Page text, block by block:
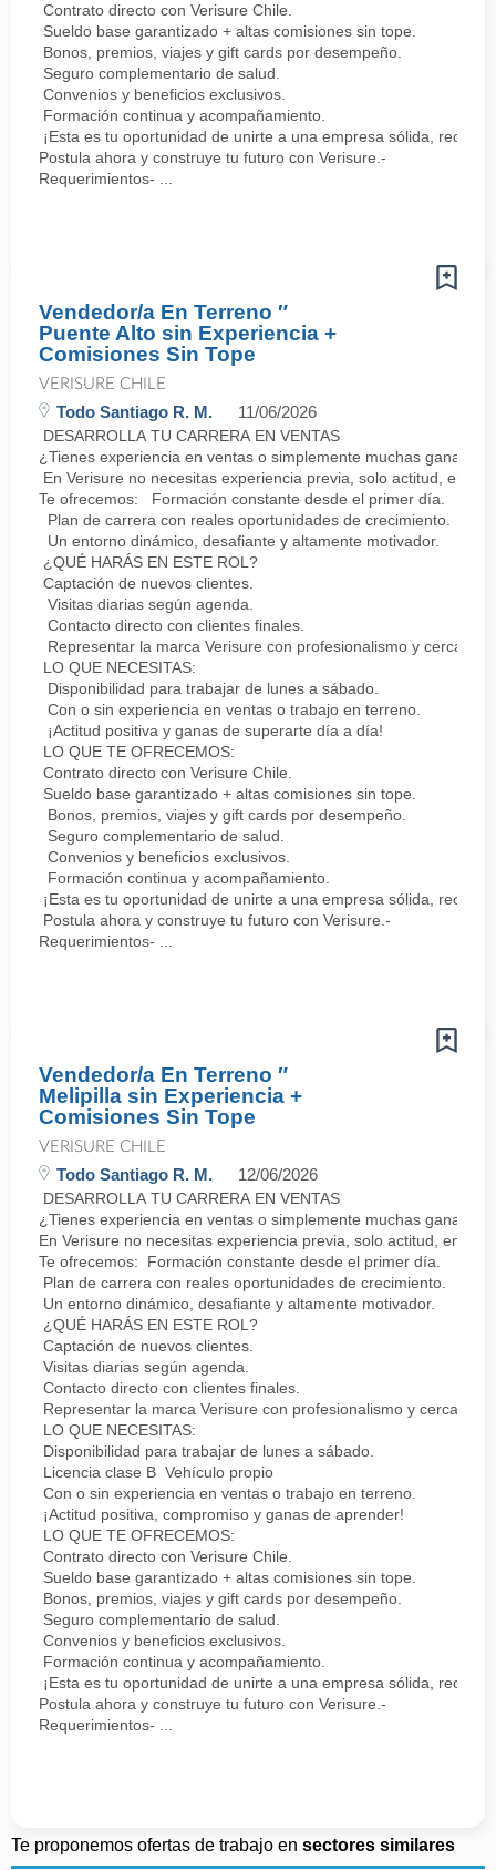
Contrato directo con Verisure Chile.
Sueldo base garantizado + altas comisiones sin tope.
Bonos, premios, viajes y gift cards por desempeño.
Seguro complementario de salud.
Convenios y beneficios exclusivos.
Formación continua y acompañamiento.
¡Esta es tu oportunidad de unirte a una empresa sólida,
Postula ahora y construye tu futuro con Verisure.-
Requerimientos- ...
Vendedor/a En Terreno ″
Puente Alto sin Experiencia +
Comisiones Sin Tope
VERISURE CHILE
Todo Santiago R. M. 11/06/2026
DESARROLLA TU CARRERA EN VENTAS
¿Tienes experiencia en ventas o simplemente muchas ganas
En Verisure no necesitas experiencia previa, solo actitud,
Te ofrecemos: Formación constante desde el primer día.
Plan de carrera con reales oportunidades de crecimiento.
Un entorno dinámico, desafiante y altamente motivador.
¿QUÉ HARÁS EN ESTE ROL?
Captación de nuevos clientes.
Visitas diarias según agenda.
Contacto directo con clientes finales.
Representar la marca Verisure con profesionalismo y cercanía.
LO QUE NECESITAS:
Disponibilidad para trabajar de lunes a sábado.
Con o sin experiencia en ventas o trabajo en terreno.
¡Actitud positiva y ganas de superarte día a día!
LO QUE TE OFRECEMOS:
Contrato directo con Verisure Chile.
Sueldo base garantizado + altas comisiones sin tope.
Bonos, premios, viajes y gift cards por desempeño.
Seguro complementario de salud.
Convenios y beneficios exclusivos.
Formación continua y acompañamiento.
¡Esta es tu oportunidad de unirte a una empresa sólida,
Postula ahora y construye tu futuro con Verisure.-
Requerimientos- ...
Vendedor/a En Terreno ″
Melipilla sin Experiencia +
Comisiones Sin Tope
VERISURE CHILE
Todo Santiago R. M. 12/06/2026
DESARROLLA TU CARRERA EN VENTAS
¿Tienes experiencia en ventas o simplemente muchas ganas
En Verisure no necesitas experiencia previa, solo actitud,
Te ofrecemos: Formación constante desde el primer día.
Plan de carrera con reales oportunidades de crecimiento.
Un entorno dinámico, desafiante y altamente motivador.
¿QUÉ HARÁS EN ESTE ROL?
Captación de nuevos clientes.
Visitas diarias según agenda.
Contacto directo con clientes finales.
Representar la marca Verisure con profesionalismo y cercanía.
LO QUE NECESITAS:
Disponibilidad para trabajar de lunes a sábado.
Licencia clase B Vehículo propio
Con o sin experiencia en ventas o trabajo en terreno.
¡Actitud positiva, compromiso y ganas de aprender!
LO QUE TE OFRECEMOS:
Contrato directo con Verisure Chile.
Sueldo base garantizado + altas comisiones sin tope.
Bonos, premios, viajes y gift cards por desempeño.
Seguro complementario de salud.
Convenios y beneficios exclusivos.
Formación continua y acompañamiento.
¡Esta es tu oportunidad de unirte a una empresa sólida,
Postula ahora y construye tu futuro con Verisure.-
Requerimientos- ...
Te proponemos ofertas de trabajo en sectores similares